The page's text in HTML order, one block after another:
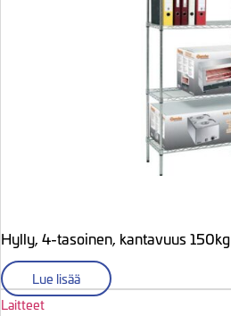
Hylly, 4-tasoinen, kantavuus 150kg
Lue lisää
Laitteet